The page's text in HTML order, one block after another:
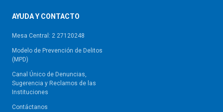
AYUDA Y CONTACTO
Mesa Central: 2 27120248
Modelo de Prevención de Delitos
(MPD)
Canal Único de Denuncias,
Sugerencia y Reclamos de las
Instituciones
Contáctanos